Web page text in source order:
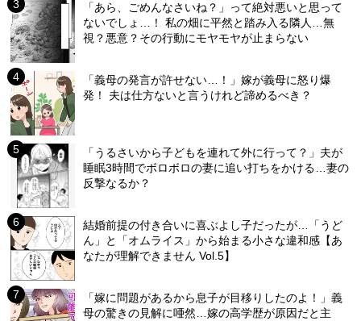
「あら、ごめんなさいね？」って絶対悪いと思って
ないでしょ…！ 私の畑に平然と踏み入る隣人…無
視？悪意？その行動にモヤモヤが止まらない
「義母の発言が許せない…！」嫁が義母に怒り爆
発！ 夫は仕方ないと言うけれど諦めるべき？
「うるさいから子どもを連れて外に行って？」夫が
睡眠3時間でボロボロの妻に追い打ちをかける…妻の
反撃なるか？
結婚前提の付き合いに喜ぶよし子だったが…「うど
ん」と「オムライス」から始まる小さな違和感【あ
なたが理解できません Vol.5】
「嫁に問題があるから息子が目移りしたのよ！」義
母の驚きの見解に唖然…嫁の高学歴が原因だと主